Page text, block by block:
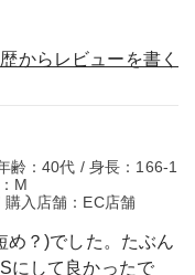
からレビューを書く
齢：40代 / 身長：166-1
M
入店舗：EC店舗
め？)でした。たぶん
にして良かったで